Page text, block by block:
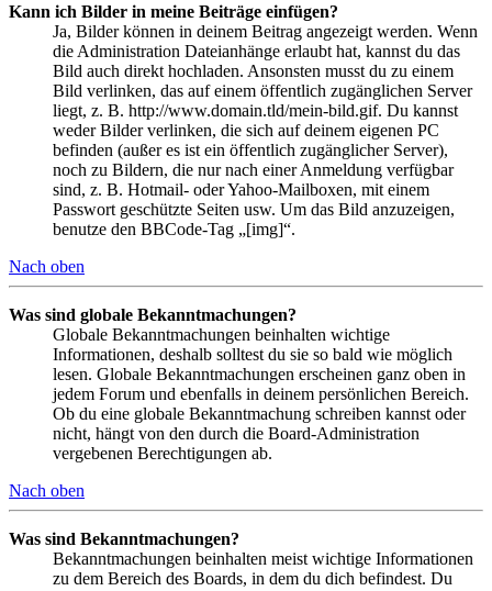
Kann ich Bilder in meine Beiträge einfügen?
Ja, Bilder können in deinem Beitrag angezeigt werden. Wenn
die Administration Dateianhänge erlaubt hat, kannst du das
Bild auch direkt hochladen. Ansonsten musst du zu einem
Bild verlinken, das auf einem öffentlich zugänglichen Server
liegt, z. B. http://www.domain.tld/mein-bild.gif. Du kannst
weder Bilder verlinken, die sich auf deinem eigenen PC
befinden (außer es ist ein öffentlich zugänglicher Server),
noch zu Bildern, die nur nach einer Anmeldung verfügbar
sind, z. B. Hotmail- oder Yahoo-Mailboxen, mit einem
Passwort geschützte Seiten usw. Um das Bild anzuzeigen,
benutze den BBCode-Tag „[img]“.
Nach oben
Was sind globale Bekanntmachungen?
Globale Bekanntmachungen beinhalten wichtige
Informationen, deshalb solltest du sie so bald wie möglich
lesen. Globale Bekanntmachungen erscheinen ganz oben in
jedem Forum und ebenfalls in deinem persönlichen Bereich.
Ob du eine globale Bekanntmachung schreiben kannst oder
nicht, hängt von den durch die Board-Administration
vergebenen Berechtigungen ab.
Nach oben
Was sind Bekanntmachungen?
Bekanntmachungen beinhalten meist wichtige Informationen
zu dem Bereich des Boards, in dem du dich befindest. Du